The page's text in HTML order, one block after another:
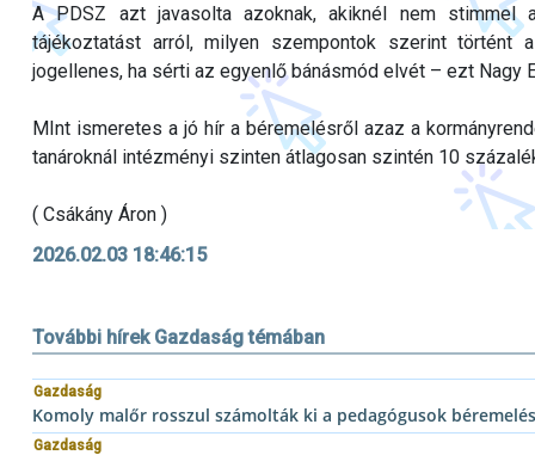
A PDSZ azt javasolta azoknak, akiknél nem stimmel
tájékoztatást arról, milyen szempontok szerint történt
jogellenes, ha sérti az egyenlő bánásmód elvét – ezt
MInt ismeretes a jó hír a béremelésről azaz a
tanároknál intézményi szinten átlagosan szintén 10
( Csákány Áron )
2026.02.03 18:46:15
További hírek Gazdaság témában
Gazdaság
Komoly malőr rosszul számolták ki a pedagógusok
Gazdaság